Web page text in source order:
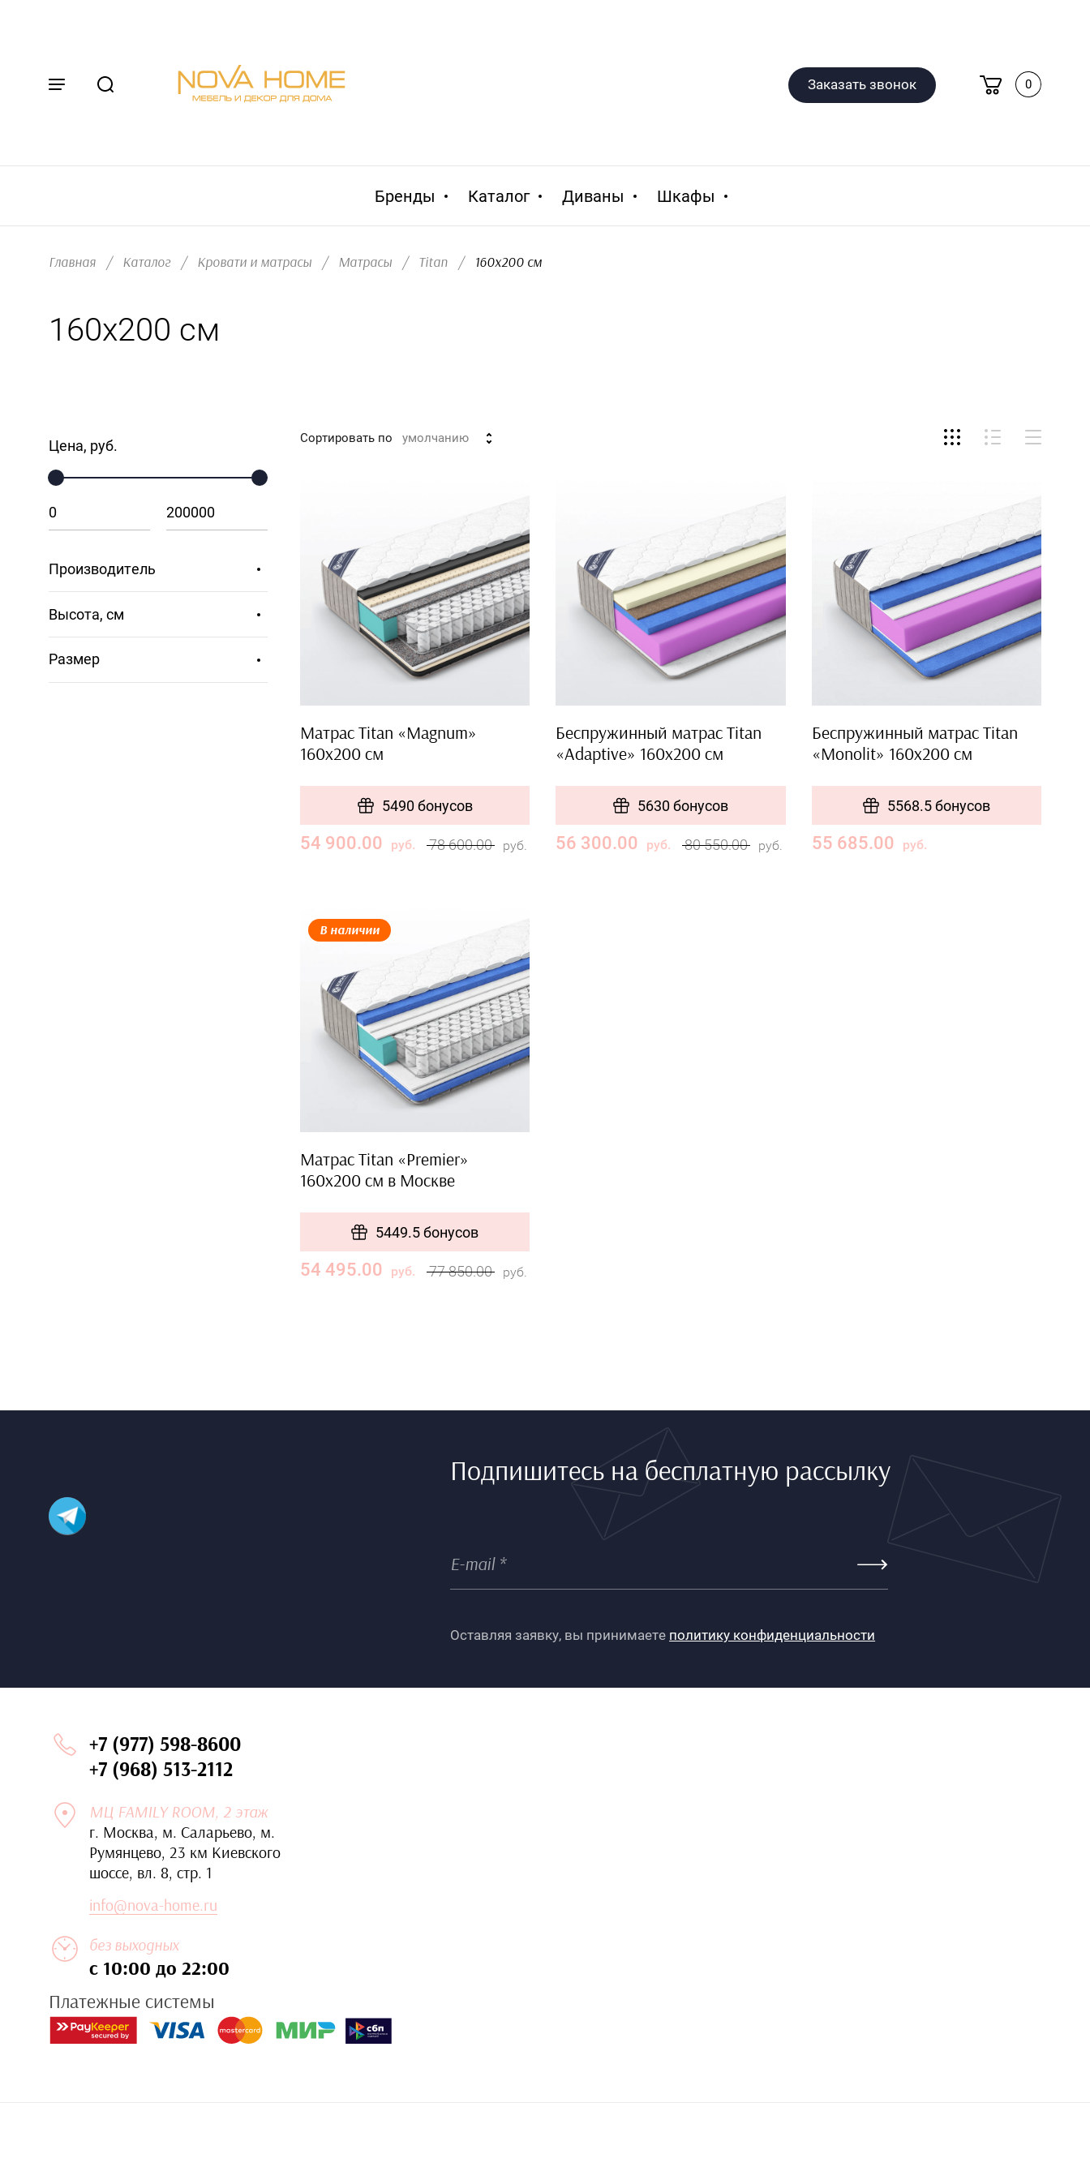
0
Заказать звонок
Бренды Каталог Диваны Шкафы
Главная / Каталог / Кровати и матрасы / Матрасы / Titan /
  160х200 см
160х200 см
Цена, руб.
Производитель
Высота, см
Размер
Сортировать по умолчанию
Матрас Titan «Magnum»
160x200 см
5490 бонусов
54 900.00 руб. 78 600.00 руб.
Беспружинный матрас Titan
«Adaptive» 160x200 см
5630 бонусов
56 300.00 руб. 80 550.00 руб.
Беспружинный матрас Titan
«Monolit» 160x200 см
5568.5 бонусов
55 685.00 руб.
В наличии
Матрас Titan «Premier»
160x200 см в Москве
5449.5 бонусов
54 495.00 руб. 77 850.00 руб.
Подпишитесь на бесплатную рассылку
Оставляя заявку, вы принимаете политику конфиденциальности
+7 (977) 598-8600
+7 (968) 513-2112
МЦ FAMILY ROOM, 2 этаж
г. Москва, м. Саларьево, м.
Румянцево, 23 км Киевского
шоссе, вл. 8, стр. 1
info@nova-home.ru
без выходных
с 10:00 до 22:00
Платежные системы